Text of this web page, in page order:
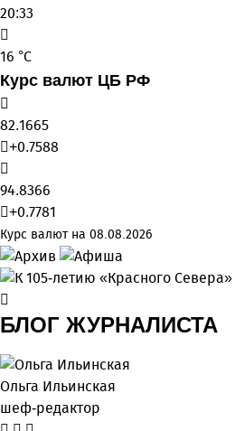
20:33
16 °C
Курс валют ЦБ РФ
82.1665
+0.7588
94.8366
+0.7781
Курс валют на 08.08.2026
БЛОГ ЖУРНАЛИСТА
Ольга Ильинская
шеф-редактор